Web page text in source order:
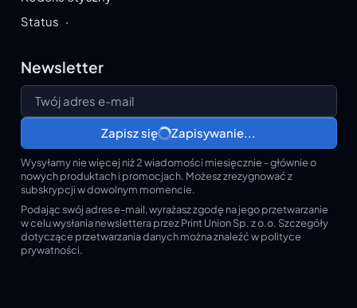
Status ·
Newsletter
Twój adres e-mail
Zapisz się Zapisywanie...
Wysyłamy nie więcej niż 2 wiadomości miesięcznie - głównie o
nowych produktach i promocjach. Możesz zrezygnować z
subskrypcji w dowolnym momencie.
Podając swój adres e-mail, wyrażasz zgodę na jego przetwarzanie
w celu wysłania newslettera przez Print Union Sp. z o.o. Szczegóły
dotyczące przetwarzania danych można znaleźć w polityce
prywatności.